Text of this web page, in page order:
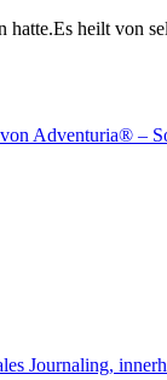
hatte.Es heilt von